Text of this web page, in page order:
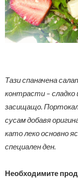
Тази спаначена
контрасти – сладко
засищащо.
сусам добавя
като леко основно
специален ден.
Необходимите